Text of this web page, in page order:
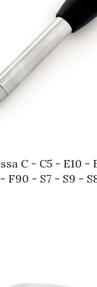
- S7 - S9 - S85 -
- Końcówka do